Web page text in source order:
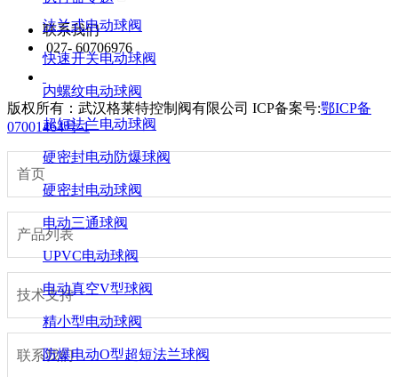
法兰式电动球阀
快速开关电动球阀
内螺纹电动球阀
超短法兰电动球阀
硬密封电动防爆球阀
硬密封电动球阀
电动三通球阀
UPVC电动球阀
电动真空V型球阀
精小型电动球阀
防爆电动O型超短法兰球阀
联系我们
027- 60706976
版权所有：武汉格莱特控制阀有限公司 ICP备案号:鄂ICP备
07001464号-1
首页
产品列表
技术支持
联系我们